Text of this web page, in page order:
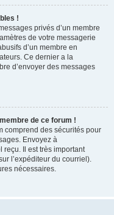
!
privés d’un membre
de votre messagerie
d’un membre en
Ce dernier a la
d’envoyer des messages
de ce forum !
comprend des sécurités pour
Envoyez à
reçu. Il est très important
l’expéditeur du courriel).
nécessaires.